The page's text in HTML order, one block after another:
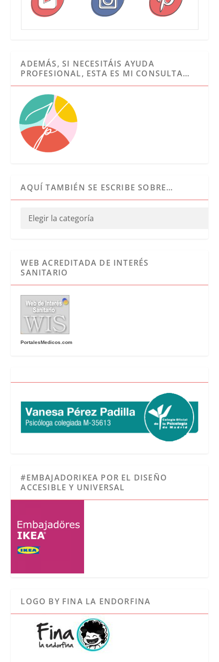
ADEMÁS, SI NECESITÁIS AYUDA
PROFESIONAL, ESTA ES MI CONSULTA…
AQUÍ TAMBIÉN SE ESCRIBE SOBRE…
WEB ACREDITADA DE INTERÉS
SANITARIO
PortalesMedicos.com
#EMBAJADORIKEA POR EL DISEÑO
ACCESIBLE Y UNIVERSAL
LOGO BY FINA LA ENDORFINA